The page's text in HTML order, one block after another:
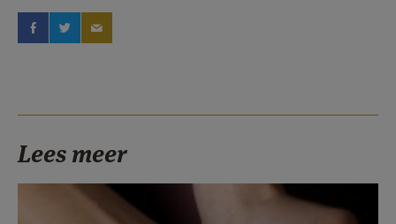
Lees meer